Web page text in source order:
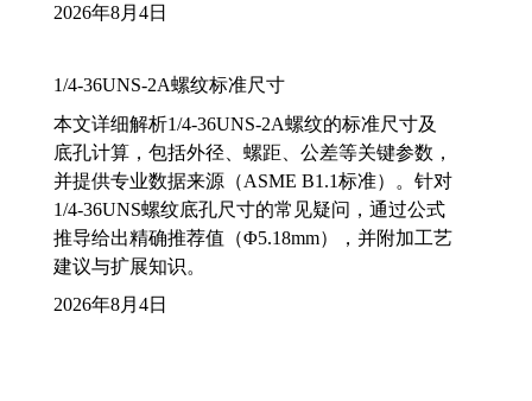
2026年8月4日
1/4-36UNS-2A螺纹标准尺寸
本文详细解析1/4-36UNS-2A螺纹的标准尺寸及
底孔计算，包括外径、螺距、公差等关键参数，
并提供专业数据来源（ASME B1.1标准）。针对
1/4-36UNS螺纹底孔尺寸的常见疑问，通过公式
推导给出精确推荐值（Φ5.18mm），并附加工艺
建议与扩展知识。
2026年8月4日